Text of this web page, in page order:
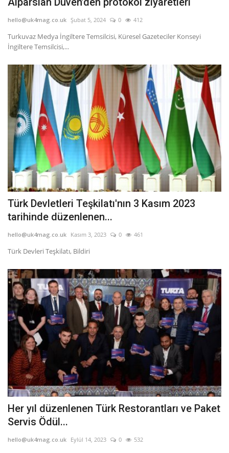
hello@uk4mag.co.uk Şubat 5, 2024 0 412
Turkuvaz Medya İngiltere Temsilcisi, Küresel Gazeteciler Konseyi
İngiltere Temsilcisi,...
Türk Devletleri Teşkilatı'nın 3 Kasım 2023
tarihinde düzenlenen...
hello@uk4mag.co.uk Kasım 3, 2023 0 461
Türk Devleri Teşkilatı, Bildiri
Her yıl düzenlenen Türk Restorantları ve Paket
Servis Ödül...
hello@uk4mag.co.uk Eylül 14, 2023 0 532